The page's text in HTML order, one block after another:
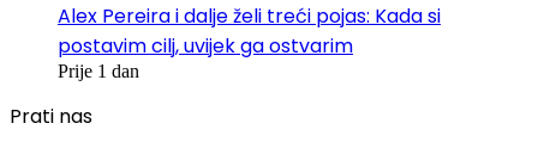
Alex Pereira i dalje želi treći pojas: Kada si
postavim cilj, uvijek ga ostvarim
Prije 1 dan
Prati nas